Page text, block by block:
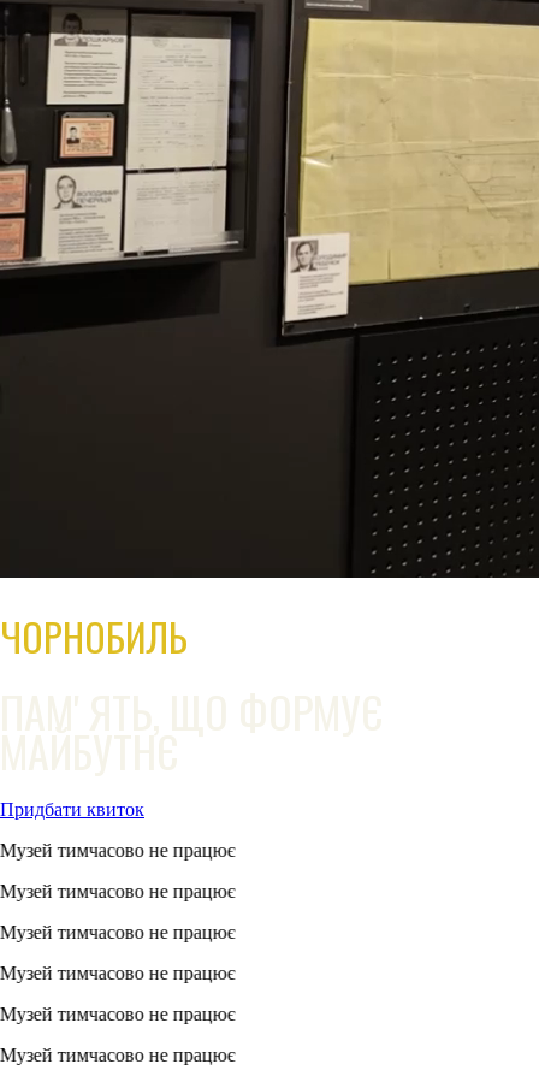
ЧОРНОБИЛЬ
Придбати квиток
не працює
не працює
не працює
не працює
не працює
не працює